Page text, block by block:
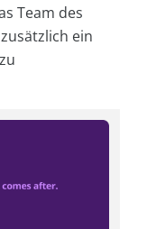
Team des
ein